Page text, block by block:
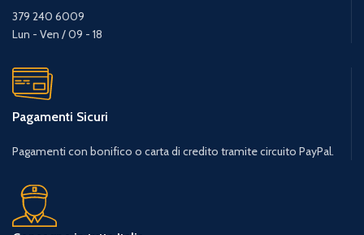
379 240 6009
Lun - Ven / 09 - 18
Pagamenti Sicuri
Pagamenti con bonifico o carta di credito tramite circuito PayPal.